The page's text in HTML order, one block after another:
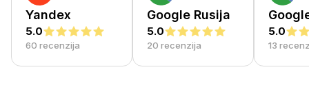
Yandex
5.0
60 recenzija
Google Rusija
5.0
20 recenzija
5.0
13